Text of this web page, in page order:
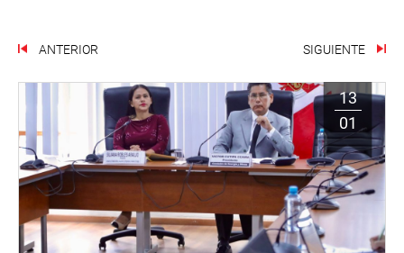
ANTERIOR SIGUIENTE
13
01